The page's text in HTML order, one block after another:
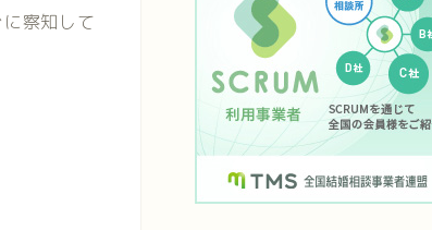
察知して